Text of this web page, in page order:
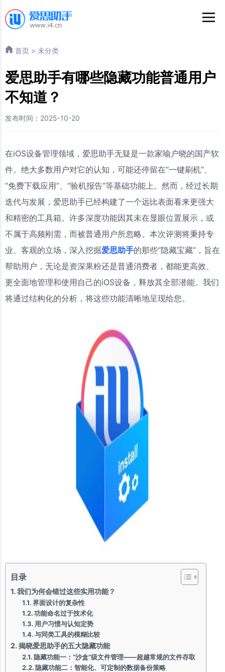
首页 > 未分类
爱思助手有哪些隐藏功能普通用户
不知道？
发布时间：2025-10-20
在iOS设备管理领域，爱思助手无疑是一款家喻户晓的国产软
件。绝大多数用户对它的认知，可能还停留在“一键刷机”、
“免费下载应用”、“验机报告”等基础功能上。然而，经过长期
迭代与发展，爱思助手已经构建了一个远比表面看来更强大
和精密的工具箱。许多深度功能因其未在显眼位置展示，或
不属于高频刚需，而被普通用户所忽略。本次评测将秉持专
业、客观的立场，深入挖掘爱思助手的那些“隐藏宝藏”，旨在
帮助用户，无论是资深果粉还是普通消费者，都能更高效、
更全面地管理和使用自己的iOS设备，释放其全部潜能。我们
将通过结构化的分析，将这些功能清晰地呈现给您。
目录
我们为何会错过这些实用功能？
界面设计的复杂性
功能命名过于技术化
用户习惯与认知定势
与同类工具的模糊比较
揭晓爱思助手的五大隐藏功能
隐藏功能一：“沙盒”级文件管理——超越常规的文件存取
隐藏功能二：智能化、可定制的数据备份策略